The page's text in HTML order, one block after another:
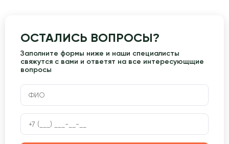
ОСТАЛИСЬ ВОПРОСЫ?
Заполните формы ниже и наши специалисты
свяжутся с вами и ответят на все интересующщие
вопросы